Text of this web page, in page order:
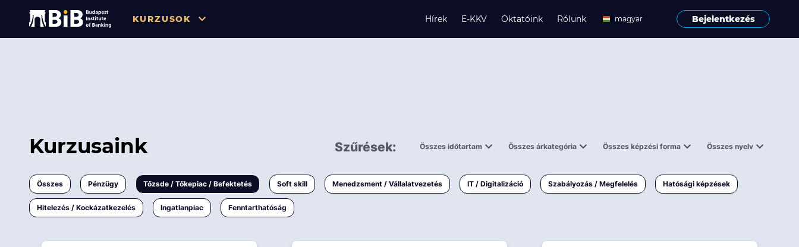
KURZUSOK
Menedzsment / Vállalatvezetés
IT / Digitalizáció
Szabályozás / Megfelelés
Hírek E-KKV Oktatóink Rólunk
magyar
Bejelentkezés
Kurzusaink Szűrések:
Összes időtartam
1-3 napos
Összes árkategória
< 50 000 Ft
Összes képzési forma
Online
Vizsga / pótvizsga
Összes nyelv
magyar
Összes Pénzügy Tőzsde / Tőkepiac / Befektetés Soft skill Menedzsment / Vállalatvezetés IT / Digitalizáció Szabályozás / Megfelelés Hatósági képzések
Hitelezés / Kockázatkezelés Ingatlanpiac Fenntarthatóság